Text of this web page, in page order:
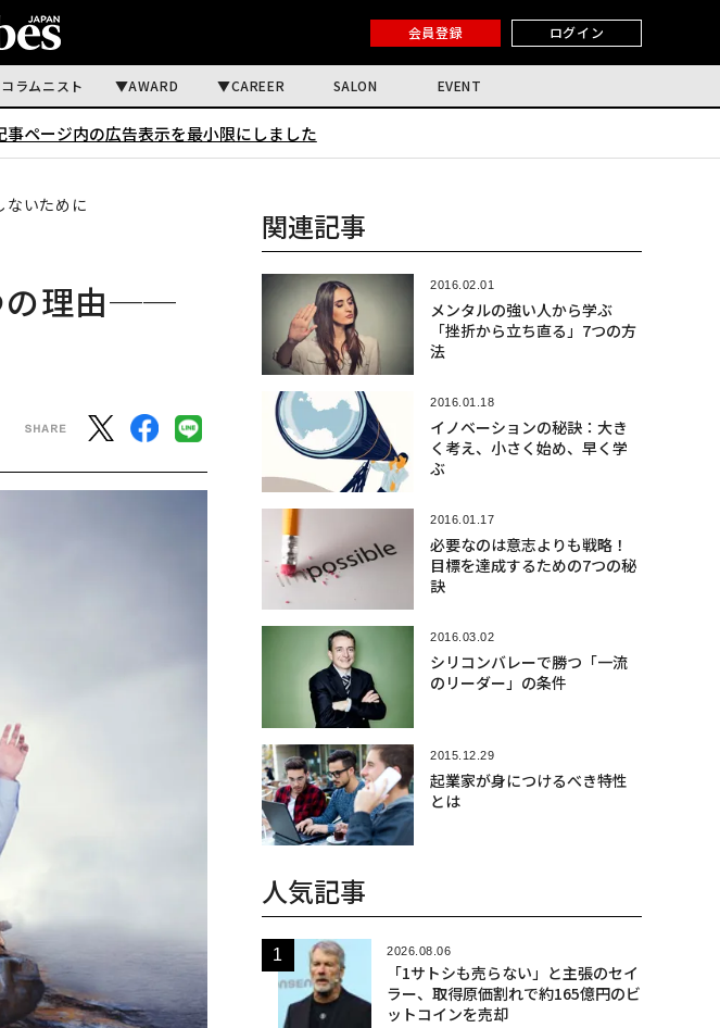
会員登録 ログイン
コラムニスト AWARD CAREER SALON EVENT
事ページ内の広告表示を最小限にしました
ないために
の理由──
関連記事
2016.02.01
メンタルの強い人から学ぶ
「挫折から立ち直る」7つの方
法
2016.01.18
イノベーションの秘訣：大き
く考え、小さく始め、早く学
ぶ
2016.01.17
必要なのは意志よりも戦略！
目標を達成するための7つの秘
訣
2016.03.02
シリコンバレーで勝つ「一流
のリーダー」の条件
2015.12.29
起業家が身につけるべき特性
とは
人気記事
2026.08.06
「1サトシも売らない」と主張のセイ
ラー、取得原価割れで約165億円のビ
ットコインを売却